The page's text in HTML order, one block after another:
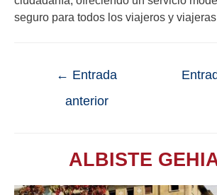
seguro para todos los viajeros y
← Entrada
anterior
ALBISTE